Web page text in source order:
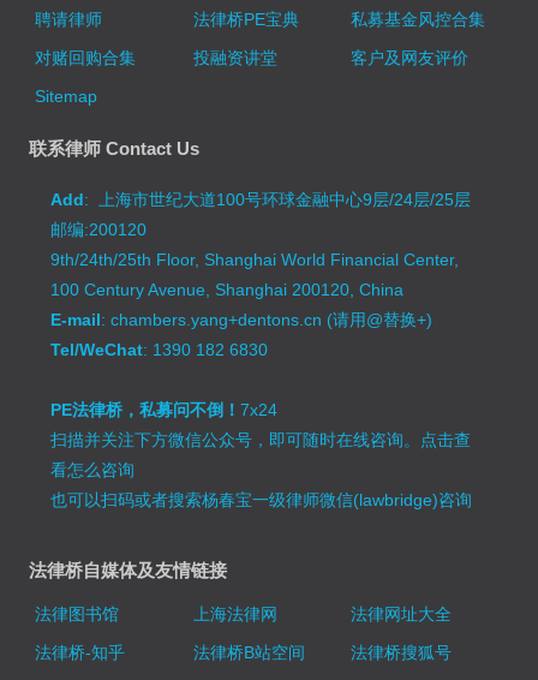
聘请律师
法律桥PE宝典
私募基金风控合集
对赌回购合集
投融资讲堂
客户及网友评价
Sitemap
联系律师 Contact Us
Add: 上海市世纪大道100号环球金融中心9层/24层/25层
邮编:200120
9th/24th/25th Floor, Shanghai World Financial Center,
100 Century Avenue, Shanghai 200120, China
E-mail: chambers.yang+dentons.cn (请用@替换+)
Tel/WeChat: 1390 182 6830
PE法律桥，私募问不倒！7x24
扫描并关注下方微信公众号，即可随时在线咨询。 点击查
看怎么咨询
也可以扫码或者搜索杨春宝一级律师微信(lawbridge)咨询
法律桥自媒体及友情链接
法律图书馆 上海法律网
法律网址大全
法律桥-知乎
法律桥B站空间
法律桥搜狐号